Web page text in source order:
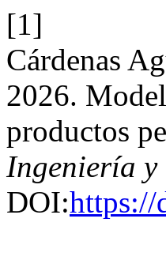
[1]
Cárdenas
2026.
productos
Ingeniería
DOI:https://